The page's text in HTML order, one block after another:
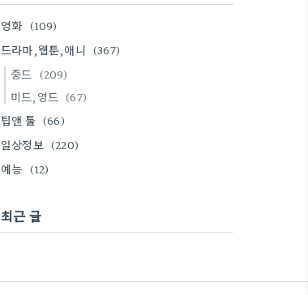
영화 (109)
드라마,웹툰,애니 (367)
중드 (209)
미드,영드 (67)
팁앤 툴 (66)
일상정보 (220)
예능 (12)
최근 글